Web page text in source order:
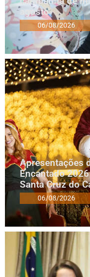
agosto
06/08/2026
Apresentações
Encantado
Santa Cruz do
06/08/2026